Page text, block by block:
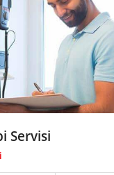
Servisi